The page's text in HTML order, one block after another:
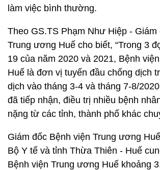
làm việc bình thường.
Theo GS.TS Phạm Như Hiệp - Giám
Trung ương Huế cho biết, “Trong 3
19 của năm 2020 và 2021, Bệnh
Huế là đơn vị tuyến đầu chống dịch
dịch vào tháng 3-4 và tháng 7-8/
đã tiếp nhận, điều trị nhiều bệnh
nặng từ các tỉnh, thành phố khác
Giám đốc Bệnh viện Trung ương
Bộ Y tế và tỉnh Thừa Thiên - Huế
Bệnh viện Trung ương Huế khoảng